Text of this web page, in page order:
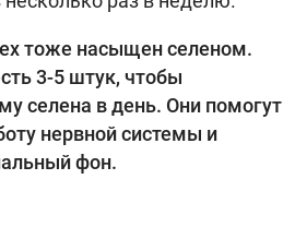
тоже насыщен селеном.
3-5 штук, чтобы
селена в день. Они помогут
нервной системы и
фон.